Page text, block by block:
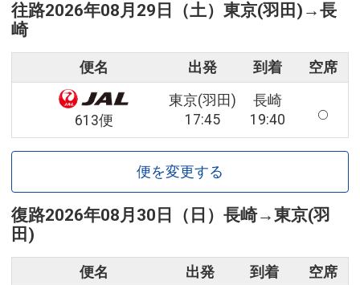
往路2026年08月29日（土） 東京(羽田) →長
崎
便名 出発 到着 空席
613便
東京(羽田)
17:45
長崎
19:40
便を変更する
復路2026年08月30日（日） 長崎→東京(羽
田)
便名 出発 到着 空席